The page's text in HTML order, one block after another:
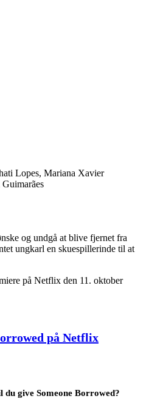
Lopes, Mariana Xavier
og undgå at blive fjernet fra
ungkarl en skuespillerinde til at
på Netflix den 11. oktober
på Netflix
give Someone Borrowed?